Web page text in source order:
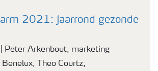
2021: Jaarrond gezonde
Arkenbout, marketing
Benelux, Theo Courtz,